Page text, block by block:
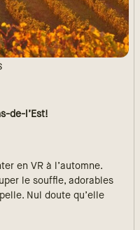
de-l’Est!
en VR à l’automne.
le souffle, adorables
Nul doute qu’elle